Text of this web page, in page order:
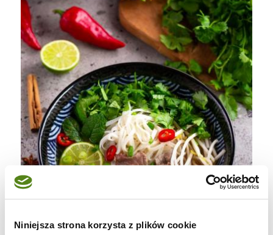
Niniejsza strona korzysta z plików cookie